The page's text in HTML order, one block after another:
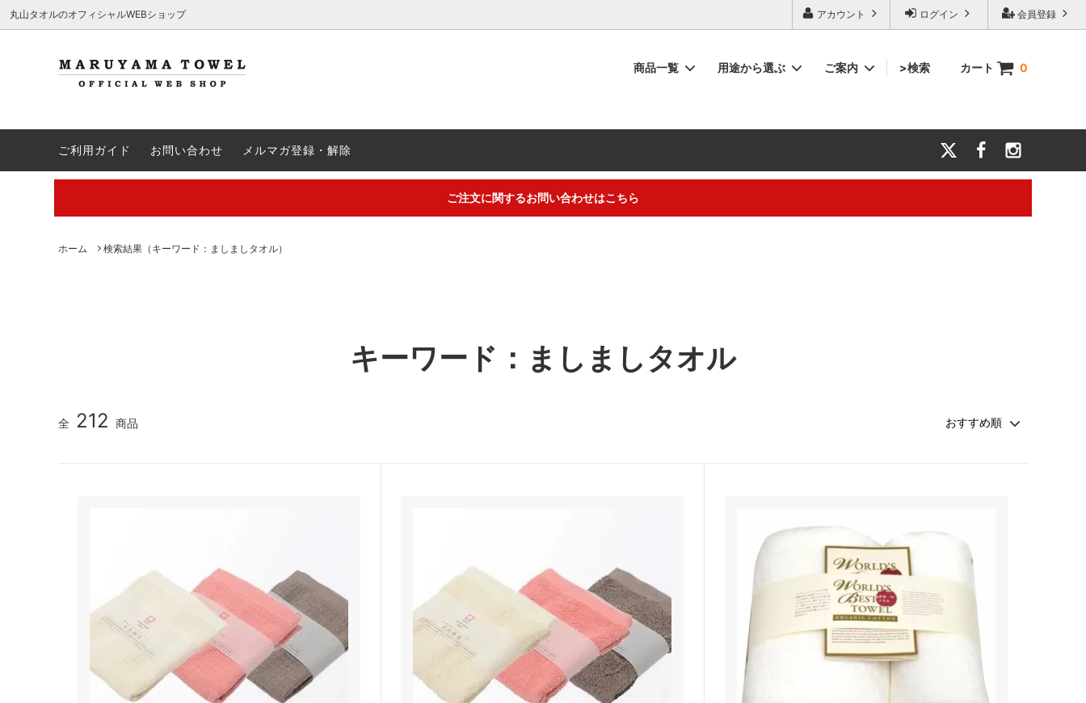
会員登録
ログイン
アカウント
丸山タオルのオフィシャルWEBショップ
カート 0
>検索
商品一覧
バスタオル バスローブ
用途から選ぶ
出産祝い 新築祝い
廃番予定 夏ギフト・お中元・暑中見舞いタオル
ご案内
会員登録方法・ポイント制度 レビュー投稿キャンペーン
い
【キャリアメールについて】
【通勤におすすめ】夏の汗だく対策タオ
ご利用ガイド お問い合わせ メルマガ登録・解除
ご注文に関するお問い合わせはこちら
丸山タオルオフィシャルウェブショップにて販売している商品に関するご不明な点は（
ホーム 検索結果（キーワード：ましましタオル）
キーワード：ましましタオル
全 212 商品